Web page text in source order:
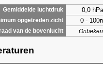
Gemiddelde luchtdruk 0,0 hPa
opgetreden zicht 0 -
van de bovenlucht